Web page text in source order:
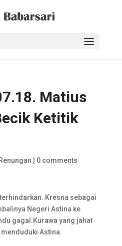
Matius
Ketitik
Renungan 0 comments
terhindarkan. Kresna sebagai
Negeri Astina ke
gagal.Kurawa yang jahat
menduduki Astina.